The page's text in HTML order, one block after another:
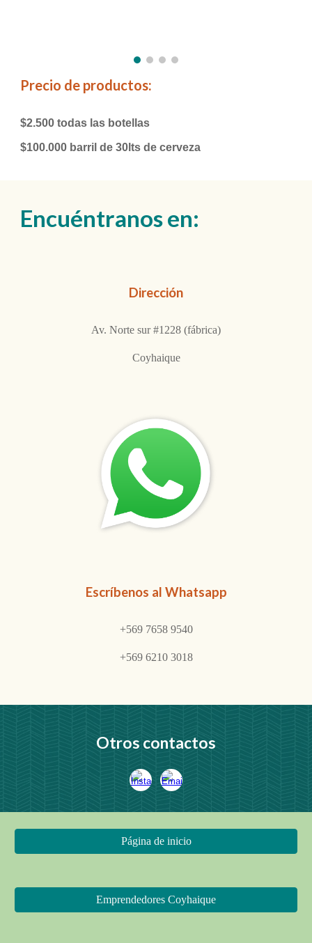
Precio de productos:
$2.500 todas las botellas
$100.000 barril de 30lts de cerveza
Encuéntranos en:
Dirección
Av. Norte sur #1228 (fábrica)
Coyhaique
Escríbenos al Whatsapp
+569 7658 9540
+569 6210 3018
Otros contactos
Página de inicio
Emprendedores Coyhaique